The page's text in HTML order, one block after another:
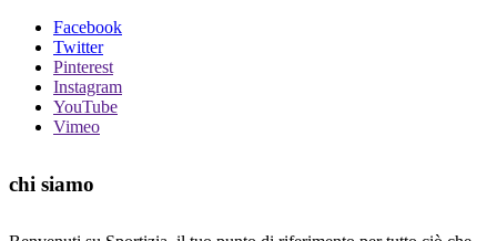
Facebook
Twitter
Pinterest
Instagram
YouTube
Vimeo
chi siamo